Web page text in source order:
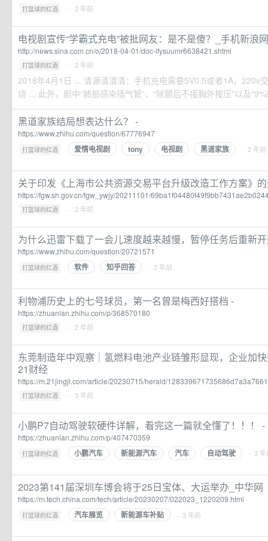
打篮球的红酒 · · 2 年前
电视剧宣传“学霸式充电”被批网友：是不是傻？_手机新浪网
http://news.sina.com.cn/o/2018-04-01/doc-ifysuumr6638421.shtml
打篮球的红酒 · · 2 年前
2018年4月1日 ... 清源清清清：手机充电需要5V0.5或者1A，220v
烧 ... 此外，剧中“肺部感染插气管”、“除颤后不接胸外按压”以及
黑道家族结局想表达什么？ -
https://www.zhihu.com/question/67776947
打篮球的红酒 · 爱情电视剧 tony 电视剧 黑道家族 · 2 年前
关于印发《上海市公共资源交易平台升级改造工作方案》
https://fgw.sh.gov.cn/fgw_ywjy/20211101/
打篮球的红酒 · · 2 年前
为什么迅雷下载了一会儿速度越来越慢，暂停任务后重新
https://www.zhihu.com/question/20721571
打篮球的红酒 · 软件 知乎回答 · 2 年前
利物浦历史上的七号球员，第一名曾是梅西好搭档 -
https://zhuanlan.zhihu.com/p/368570180
打篮球的红酒 · · 2 年前
东莞制造年中观察｜氢燃料电池产业链雏形显现，企业加
21财经
https://m.21jingji.com/article/20230715/herald/
打篮球的红酒 · · 3 年前
小鹏P7自动驾驶软硬件详解，看完这一篇就全懂了！！！ -
https://zhuanlan.zhihu.com/p/407470359
打篮球的红酒 · 小鹏汽车 新能源汽车 汽车 自动驾驶 · 3 年
2023第141届深圳车博会将于25日宝体、大运举办_中华网
https://m.tech.china.com/tech/article/20230207/022023_1220209.html
打篮球的红酒 · 汽车展览 新能源车补贴 · 3 年前